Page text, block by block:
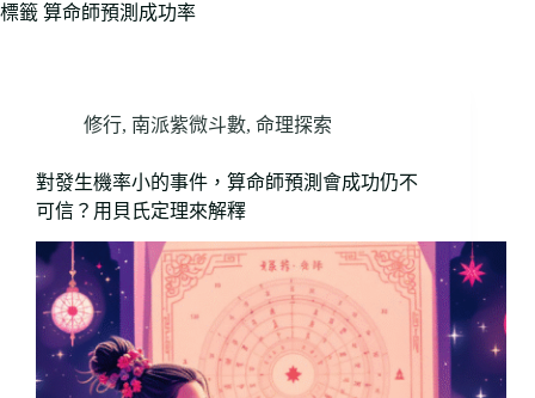
標籤 算命師預測成功率
修行, 南派紫微斗數, 命理探索
對發生機率小的事件，算命師預測會成功仍不
可信？用貝氏定理來解釋